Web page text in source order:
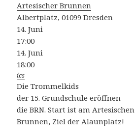
Artesischer Brunnen
Albertplatz, 01099 Dresden
14. Juni
17:00
14. Juni
18:00
ics
Die Trommelkids
der 15. Grundschule eröffnen
die BRN. Start ist am Artesischen
Brunnen, Ziel der Alaunplatz!